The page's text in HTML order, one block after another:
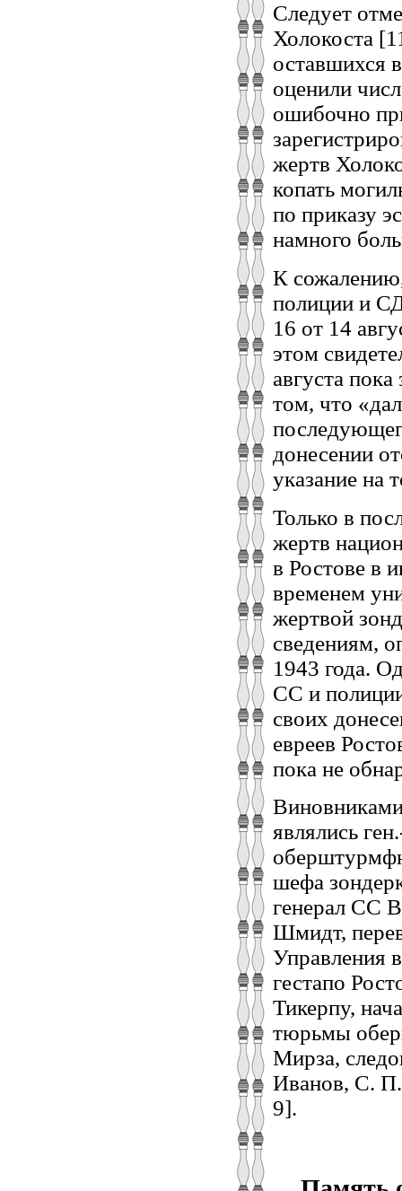
Следует
Холокоста
оставшихся
оценили
ошибочно
жертв
копать
по приказу
намного
К
полиции и
16 от 14
этом
августа
том, что
донесении
указание на
Только в
жертв
в Ростове в
временем
жертвой
сведениям,
1943 года.
СС и
своих
евреев
пока не
являлись
шефа
генерал СС
Шмидт,
Управления
гестапо
Тикерпу,
тюрьмы
Мирза,
Иванов, С.
9].